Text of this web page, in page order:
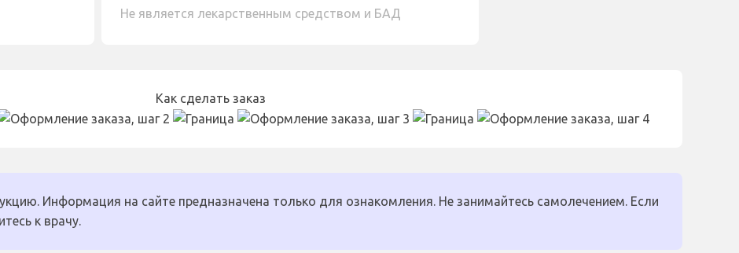
Не является лекарственным средством и БАД
Как сделать заказ
Информация на сайте предназначена только для ознакомления. Не занимайтесь самолечением. Если
к врачу.